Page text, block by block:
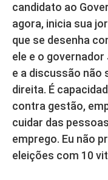
candidato ao
agora, inicia sua
que se desenha
ele e o governador
e a discussão não
direita. É
contra gestão,
cuidar das
emprego. Eu não
eleições com 10